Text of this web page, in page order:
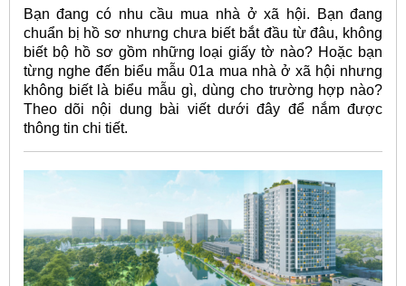
Bạn đang có nhu cầu mua nhà ở xã hội. Bạn đang
chuẩn bị hồ sơ nhưng chưa biết bắt đầu từ đâu, không
biết bộ hồ sơ gồm những loại giấy tờ nào? Hoặc bạn
từng nghe đến biểu mẫu 01a mua nhà ở xã hội nhưng
không biết là biểu mẫu gì, dùng cho trường hợp nào?
Theo dõi nội dung bài viết dưới đây để nắm được
thông tin chi tiết.